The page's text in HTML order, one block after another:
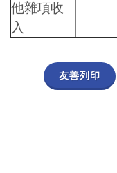
他雜項收
入
友善列印